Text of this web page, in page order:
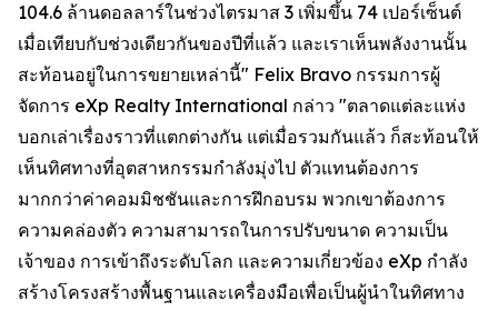
104.6 ล้านดอลลาร์ในช่วงไตรมาส 3 เพิ่มขึ้น 74 เปอร์เซ็นต์
เมื่อเทียบกับช่วงเดียวกันของปีที่แล้ว และเราเห็นพลังงานนั้น
สะท้อนอยู่ในการขยายเหล่านี้" Felix Bravo กรรมการผู้
จัดการ eXp Realty International กล่าว "ตลาดแต่ละแห่ง
บอกเล่าเรื่องราวที่แตกต่างกัน แต่เมื่อรวมกันแล้ว ก็สะท้อนให้
เห็นทิศทางที่อุตสาหกรรมกำลังมุ่งไป ตัวแทนต้องการ
มากกว่าค่าคอมมิชชันและการฝึกอบรม พวกเขาต้องการ
ความคล่องตัว ความสามารถในการปรับขนาด ความเป็น
เจ้าของ การเข้าถึงระดับโลก และความเกี่ยวข้อง eXp กำลัง
สร้างโครงสร้างพื้นฐานและเครื่องมือเพื่อเป็นผู้นำในทิศทาง